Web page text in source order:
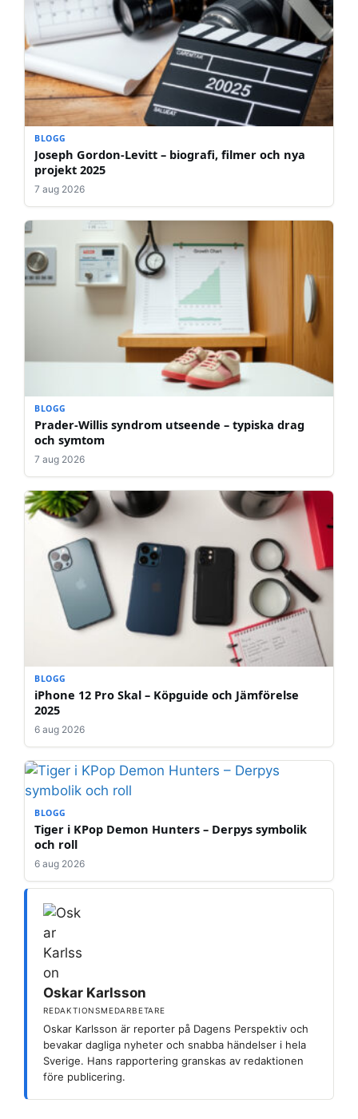
BLOGG
Joseph Gordon-Levitt – biografi, filmer och nya
projekt 2025
7 aug 2026
BLOGG
Prader-Willis syndrom utseende – typiska drag
och symtom
7 aug 2026
BLOGG
iPhone 12 Pro Skal – Köpguide och Jämförelse
2025
6 aug 2026
BLOGG
Tiger i KPop Demon Hunters – Derpys symbolik
och roll
6 aug 2026
Oskar Karlsson
REDAKTIONSMEDARBETARE
Oskar Karlsson är reporter på Dagens Perspektiv och
bevakar dagliga nyheter och snabba händelser i hela
Sverige. Hans rapportering granskas av redaktionen
före publicering.